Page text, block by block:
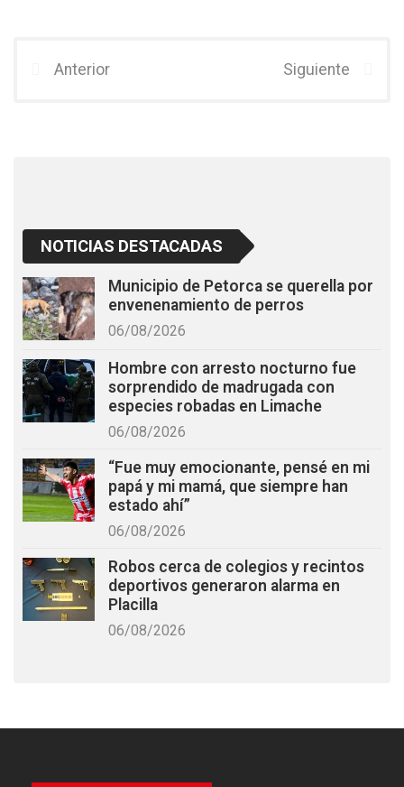
b
er
Anterior Siguiente
NOTICIAS DESTACADAS
Municipio de Petorca se querella por
envenenamiento de perros
06/08/2026
Hombre con arresto nocturno fue
sorprendido de madrugada con
especies robadas en Limache
06/08/2026
“Fue muy emocionante, pensé en mi
papá y mi mamá, que siempre han
estado ahí”
06/08/2026
Robos cerca de colegios y recintos
deportivos generaron alarma en
Placilla
06/08/2026